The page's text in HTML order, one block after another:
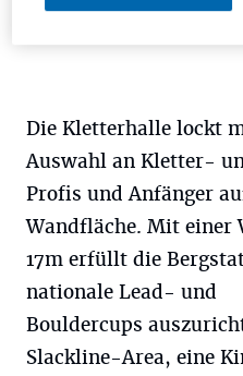
Die Kletterhalle lockt
Auswahl an Kletter-
Profis und Anfänger
Wandfläche. Mit einer
17m erfüllt die
nationale Lead- und
Bouldercups
Slackline-Area, eine